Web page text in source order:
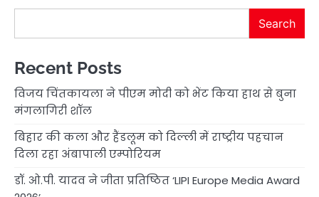
Search
Recent Posts
विजय चिंतकायला ने पीएम मोदी को भेंट किया हाथ से बुना
मंगलागिरी शॉल
बिहार की कला और हैंडलूम को दिल्ली में राष्ट्रीय पहचान
दिला रहा अंबापाली एम्पोरियम
डॉ. ओ.पी. यादव ने जीता प्रतिष्ठित ‘LIPI Europe Media Award